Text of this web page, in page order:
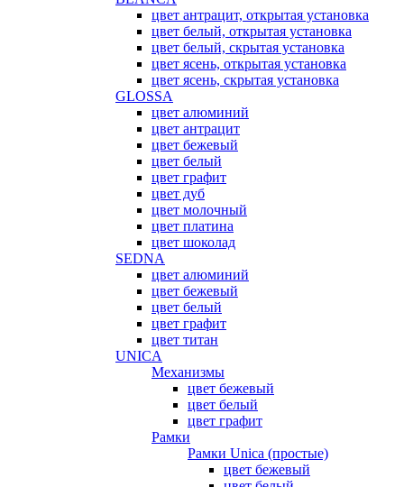
цвет антрацит, открытая установка
цвет белый, открытая установка
цвет белый, скрытая установка
цвет ясень, открытая установка
цвет ясень, скрытая установка
GLOSSA
цвет алюминий
цвет антрацит
цвет бежевый
цвет белый
цвет графит
цвет дуб
цвет молочный
цвет платина
цвет шоколад
SEDNA
цвет алюминий
цвет бежевый
цвет белый
цвет графит
цвет титан
UNICA
Механизмы
цвет бежевый
цвет белый
цвет графит
Рамки
Рамки Unica (простые)
цвет бежевый